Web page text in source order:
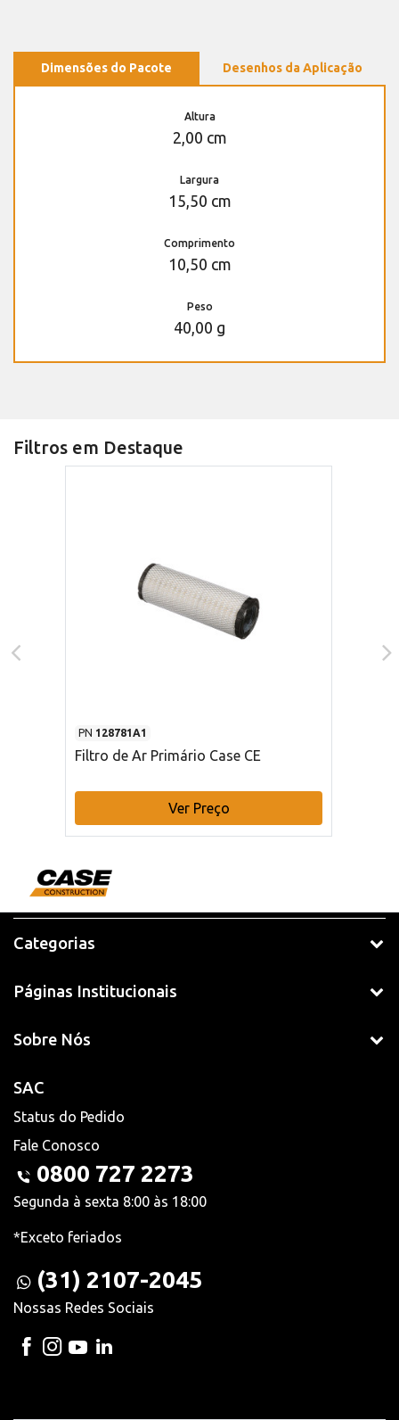
Dimensões do Pacote Desenhos da Aplicação
Altura
2,00 cm
Largura
15,50 cm
Comprimento
10,50 cm
Peso
40,00 g
Filtros em Destaque
PN 128781A1
Filtro de Ar Primário Case CE
Ver Preço
Categorias
Páginas Institucionais
Sobre Nós
SAC
Status do Pedido
Fale Conosco
0800 727 2273
Segunda à sexta 8:00 às 18:00
*Exceto feriados
(31) 2107-2045
Nossas Redes Sociais